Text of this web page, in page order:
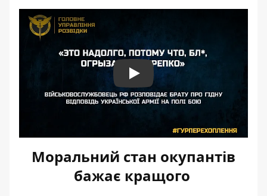
Play
Моральний стан окупантів
бажає кращого